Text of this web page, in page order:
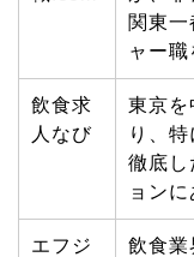
関東
ャー職
飲食求
人なび
東京を
り、特
徹底し
ョンに
エフジ
飲食業